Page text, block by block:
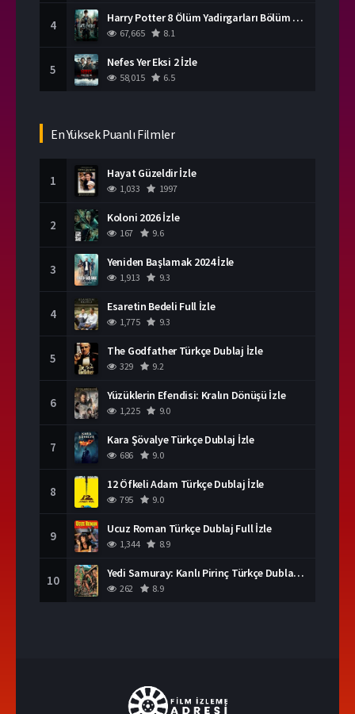
4 Harry Potter 8 Ölüm Yadirgarları Bölüm 2 İzle
67,665 8.1
5 Nefes Yer Eksi 2 İzle
58,015 6.5
En Yüksek Puanlı Filmler
1 Hayat Güzeldir İzle
1,033 1997
2 Koloni 2026 İzle
167 9.6
3 Yeniden Başlamak 2024 İzle
1,913 9.3
4 Esaretin Bedeli Full İzle
1,775 9.3
5 The Godfather Türkçe Dublaj İzle
329 9.2
6 Yüzüklerin Efendisi: Kralın Dönüşü İzle
1,225 9.0
7 Kara Şövalye Türkçe Dublaj İzle
686 9.0
8 12 Öfkeli Adam Türkçe Dublaj İzle
795 9.0
9 Ucuz Roman Türkçe Dublaj Full İzle
1,344 8.9
10 Yedi Samuray: Kanlı Pirinç Türkçe Dublaj İzle
262 8.9